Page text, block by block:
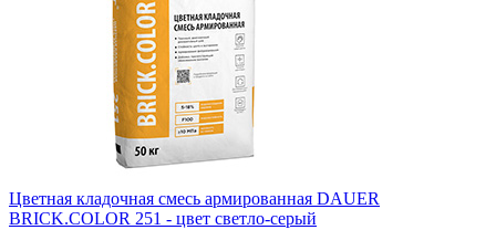
Цветная кладочная смесь армированная DAUER
BRICK.COLOR 251 - цвет светло-серый